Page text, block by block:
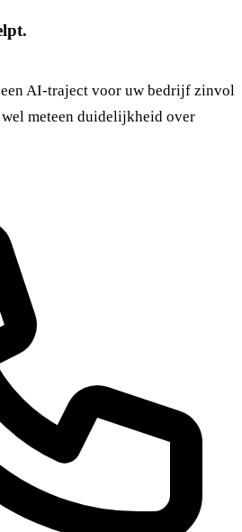
AI-traject voor uw bedrijf zinvol
meteen duidelijkheid over